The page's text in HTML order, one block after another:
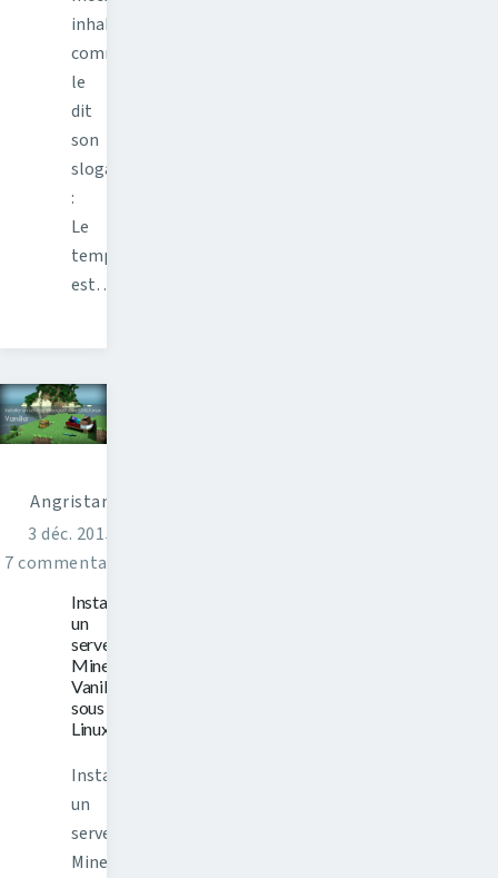
inhabituelle,
comme
le
dit
son
slogan
:
Le
temps
est…
Angristan
3 déc. 2015
7 commentaires
Installer
un
serveur
Minecraft
Vanilla
sous
Linux
Installer
un
serveur
Minecraft